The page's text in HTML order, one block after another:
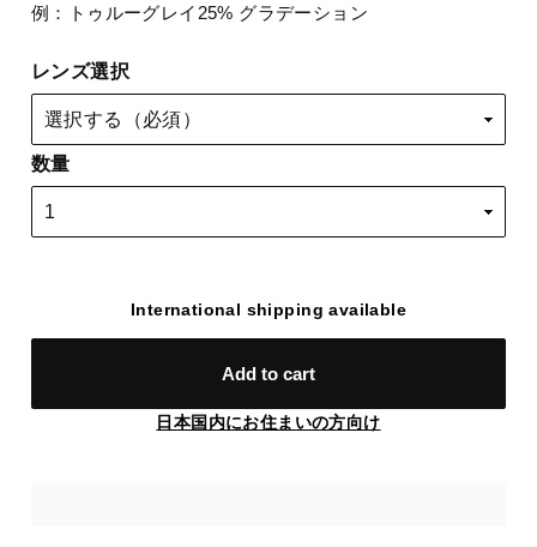
例：トゥルーグレイ25% グラデーション
レンズ選択
数量
International shipping available
Add to cart
日本国内にお住まいの方向け